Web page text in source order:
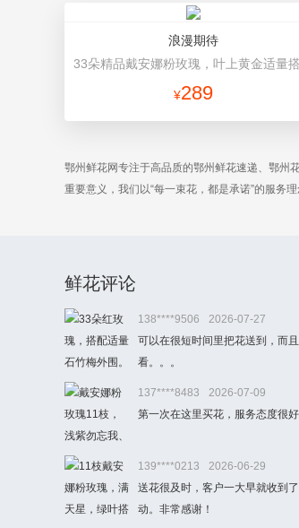
浪漫期待
¥289
鄂州鲜花网专注于高品质的鄂州鲜花速递、鄂州
重要意义，我们以“每一束花，都是承诺”的服务
鲜花评论
138****9506
2026-07-27
可以在很短时间里把花送到，而
看。。。
137****8483
2026-07-09
第一次在这里买花，服务态度很
139****0213
2026-06-29
送花很及时，客户一大早就收到
动。非常感谢！